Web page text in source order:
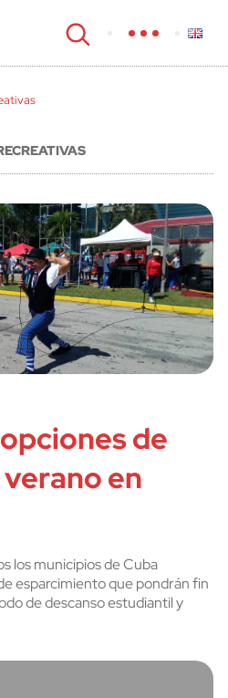
de
en
los municipios de Cuba
esparcimiento que pondrán fin
de descanso estudiantil y